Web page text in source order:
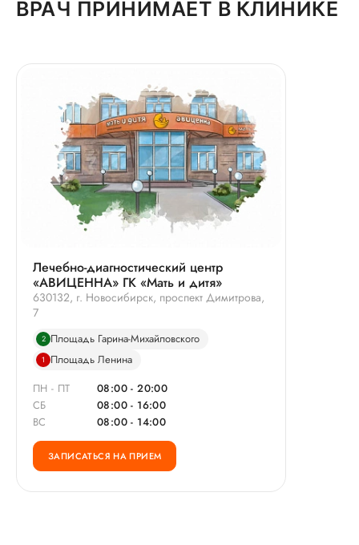
ВРАЧ ПРИНИМАЕТ В КЛИНИКЕ
Лечебно-диагностический центр
«АВИЦЕННА» ГК «Мать и дитя»
630132, г. Новосибирск, проспект Димитрова,
7
2 Площадь Гарина-Михайловского
1
Площадь Ленина
ПН - ПТ
08:00 - 20:00
СБ
08:00 - 16:00
ВС
08:00 - 14:00
ЗАПИСАТЬСЯ НА ПРИЕМ